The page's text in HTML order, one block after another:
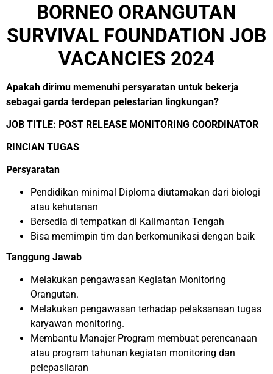
BORNEO ORANGUTAN
SURVIVAL FOUNDATION JOB
VACANCIES 2024
Apakah dirimu memenuhi persyaratan untuk bekerja
sebagai garda terdepan pelestarian lingkungan?
JOB TITLE: POST RELEASE MONITORING COORDINATOR
RINCIAN TUGAS
Persyaratan
Pendidikan minimal Diploma diutamakan dari biologi
atau kehutanan
Bersedia di tempatkan di Kalimantan Tengah
Bisa memimpin tim dan berkomunikasi dengan baik
Tanggung Jawab
Melakukan pengawasan Kegiatan Monitoring
Orangutan.
Melakukan pengawasan terhadap pelaksanaan tugas
karyawan monitoring.
Membantu Manajer Program membuat perencanaan
atau program tahunan kegiatan monitoring dan
pelepasliaran